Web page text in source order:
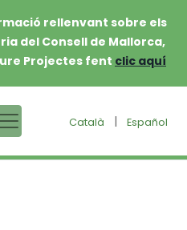
rellenvant sobre els
del Consell de Mallorca,
Projectes fent clic aquí
Català | Español